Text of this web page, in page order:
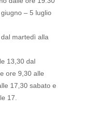
giugno – 5 luglio
martedì alla
13,30 dal
ore 9,30 alle
17,30 sabato e
17.